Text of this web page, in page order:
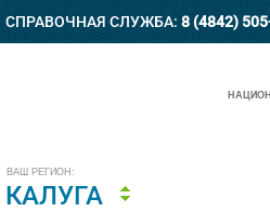
СПРАВОЧНАЯ СЛУЖБА: 8 (4842)
ВАШ РЕГИОН:
КАЛУГА